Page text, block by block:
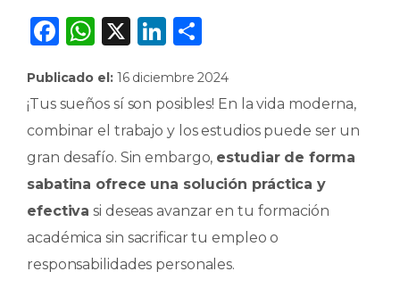
F
c
e
b
o
o
k
W
a
ts
A
p
p
X
Li
k
e
dI
n
m
p
ar
ti
r
Publicado el: 16 diciembre 2024
¡Tus sueños sí son posibles! En la vida moderna,
combinar el trabajo y los estudios puede ser un
gran desafío. Sin embargo, estudiar de forma
sabatina ofrece una solución práctica y
efectiva si deseas avanzar en tu formación
académica sin sacrificar tu empleo o
responsabilidades personales.